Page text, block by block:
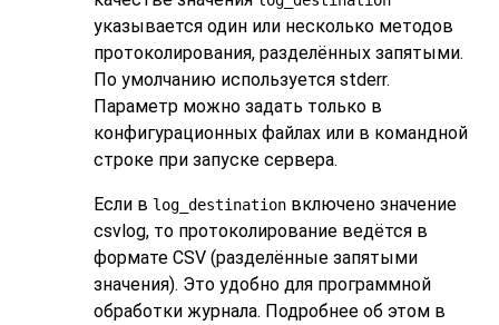
указывается один или несколько методов
протоколирования, разделённых запятыми.
По умолчанию используется stderr.
Параметр можно задать только в
конфигурационных файлах или в командной
строке при запуске сервера.
Если в log_destination включено значение
csvlog, то протоколирование ведётся в
формате CSV (разделённые запятыми
значения). Это удобно для программной
обработки журнала. Подробнее об этом в